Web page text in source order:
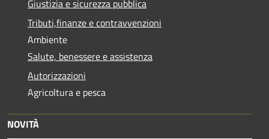
Giustizia e sicurezza pubblica
Tributi,finanze e contravvenzioni
Ambiente
Salute, benessere e assistenza
Autorizzazioni
Agricoltura e pesca
NOVITÀ